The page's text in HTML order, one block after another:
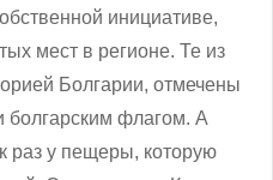
инициативе,
мест в регионе. Те из
Болгарии, отмечены
болгарским флагом. А
раз у пещеры, которую